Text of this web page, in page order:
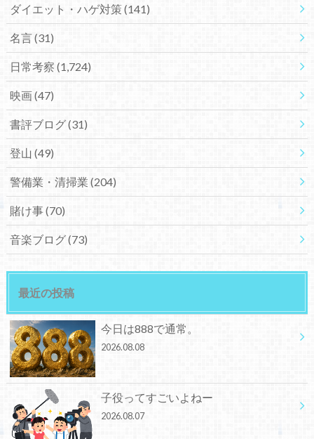
ダイエット・ハゲ対策(141)
名言(31)
日常考察 (1,724)
映画(47)
書評ブログ(31)
登山 (49)
警備業・清掃業 (204)
賭け事(70)
音楽ブログ(73)
最近の投稿
今日は888で通常。
2026.08.08
子役ってすごいよねー
2026.08.07